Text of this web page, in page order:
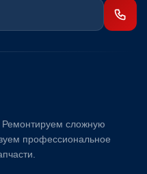
сложную
профессиональное